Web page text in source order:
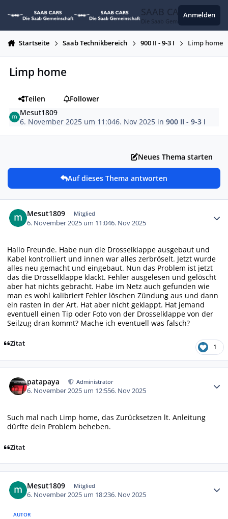
SAAB CARS
Die Saab Gemeinschaft
Anmelden
Startseite Saab Technikbereich 900 II - 9-3 I Limp home
Limp home
Teilen
Follower
Mesut1809
6. November 2025 um 11:046. Nov 2025 in900 II - 9-3 I
Neues Thema starten
Auf dieses Thema antworten
Mesut1809 Mitglied
6. November 2025 um 11:046. Nov 2025
Hallo Freunde. Habe nun die Drosselklappe ausgebaut und
Kabel kontrolliert und innen war alles zerbröselt. Jetzt wurde
alles neu gemacht und eingebaut. Nun das Problem ist jetzt
das die Drosselklappe klackt. Fehler ausgelesen und gelöscht
aber hat nichts gebracht. Habe im Netz auch gefunden wie
man es wohl kalibriert Fehler löschen Zündung aus und dann
ein rasten in der Art. Hat aber nicht geklappt. Hat jemand
eventuell einen Tip oder Foto von der Drosselklappe von der
Seilzug dran kommt? Mache ich eventuell was falsch?
Zitat 1
patapaya Administrator
6. November 2025 um 12:556. Nov 2025
Such mal nach Limp home, das Zurücksetzen lt. Anleitung
dürfte dein Problem beheben.
Zitat
Mesut1809 Mitglied
6. November 2025 um 18:236. Nov 2025
AUTOR